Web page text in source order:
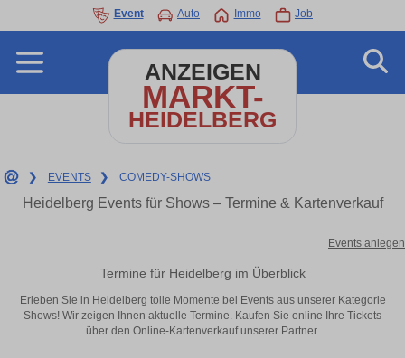
Event Auto Immo Job
ANZEIGEN
MARKT-
HEIDELBERG
❯ EVENTS ❯ COMEDY-SHOWS
Heidelberg Events für Shows – Termine & Kartenverkauf
Events anlegen
Termine für Heidelberg im Überblick
Erleben Sie in Heidelberg tolle Momente bei Events aus unserer Kategorie
Shows! Wir zeigen Ihnen aktuelle Termine. Kaufen Sie online Ihre Tickets
über den Online-Kartenverkauf unserer Partner.